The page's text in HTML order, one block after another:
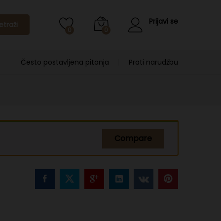
0 0
Prijavi se
Često postavljena pitanja Prati narudžbu
Compare